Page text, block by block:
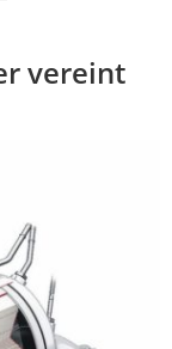
vereint